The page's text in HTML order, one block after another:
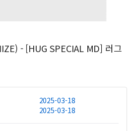
- [HUG SPECIAL MD] 러그
2025-03-18
2025-03-18